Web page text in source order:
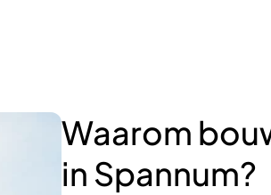
Waarom
in Spannum?